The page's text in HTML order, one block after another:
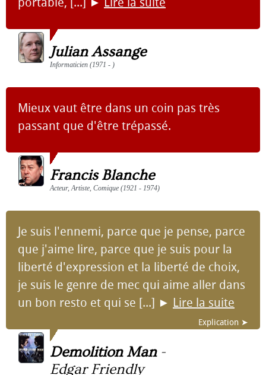
Julian Assange
Informaticien (1971 - )
Mieux vaut être dans un coin pas très
passant que d'être trépassé.
Francis Blanche
Acteur, Artiste, Comique (1921 - 1974)
Je suis l'ennemi, parce que je pense, parce
que j'aime lire, parce que je suis pour la
liberté d'expression et la liberté de choix,
je suis le genre de mec qui aime aller dans
un bon resto et qui se [...] ► Lire la suite
Explication ➤
Demolition Man-
Edgar Friendly